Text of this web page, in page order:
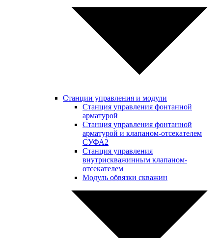
Станции управления и модули
Станция управления фонтанной
арматурой
Станция управления фонтанной
арматурой и клапаном-отсекателем
СУФА2
Станция управления
внутрискважинным клапаном-
отсекателем
Модуль обвязки скважин